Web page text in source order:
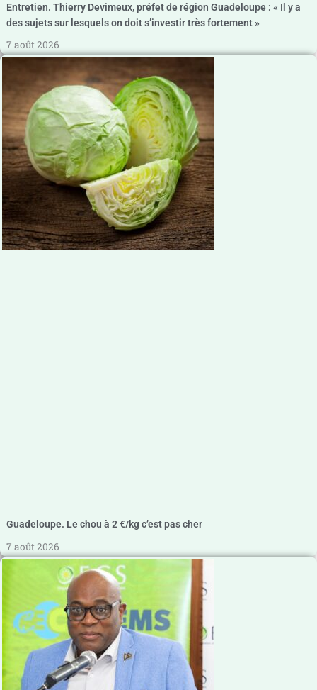
Entretien. Thierry Devimeux, préfet de région Guadeloupe : « Il y a
des sujets sur lesquels on doit s’investir très fortement »
7 août 2026
Guadeloupe. Le chou à 2 €/kg c’est pas cher
7 août 2026